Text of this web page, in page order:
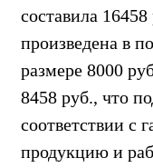
составила
произведена в
размере 8000
8458 руб., что
соответствии с
продукцию и